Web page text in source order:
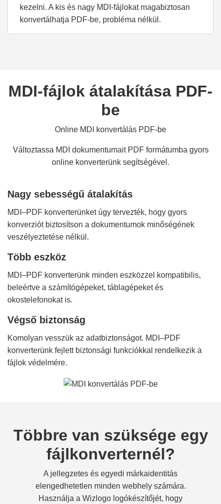
kezelni. A kis és nagy MDI-fájlokat magabiztosan
konvertálhatja PDF-be, probléma nélkül.
MDI-fájlok átalakítása PDF-
be
Online MDI konvertálás PDF-be
Változtassa MDI dokumentumait PDF formátumba gyors
online konverterünk segítségével.
Nagy sebességű átalakítás
MDI–PDF konverterünket úgy tervezték, hogy gyors
konverziót biztosítson a dokumentumok minőségének
veszélyeztetése nélkül.
Több eszköz
MDI–PDF konverterünk minden eszközzel kompatibilis,
beleértve a számítógépeket, táblagépeket és
okostelefonokat is.
Végső biztonság
Komolyan vesszük az adatbiztonságot. MDI–PDF
konverterünk fejlett biztonsági funkciókkal rendelkezik a
fájlok védelmére.
Többre van szüksége egy
fájlkonverternél?
A jellegzetes és egyedi márkaidentitás
elengedhetetlen minden webhely számára.
Használja a Wizlogo logókészítőjét, hogy